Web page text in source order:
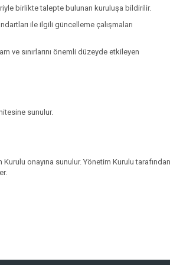
birlikte talepte bulunan kuruluşa bildirilir.
ile ilgili güncelleme çalışmaları
ve sınırlarını önemli düzeyde etkileyen
sunulur.
onayına sunulur. Yönetim Kurulu tarafından